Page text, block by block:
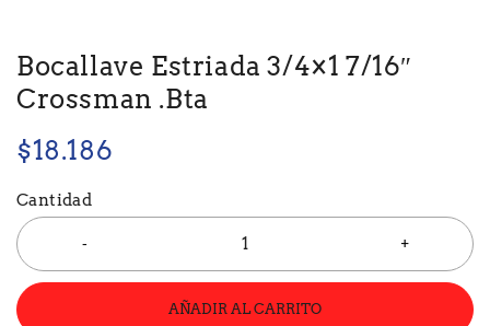
Bocallave Estriada 3/4×1 7/16″
Crossman .Bta
$18.186
Cantidad
AÑADIR AL CARRITO